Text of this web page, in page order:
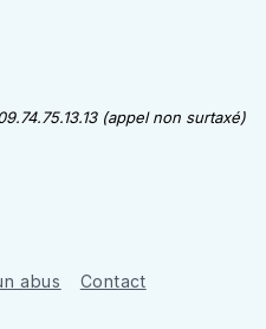
(appel non surtaxé)
abus Contact